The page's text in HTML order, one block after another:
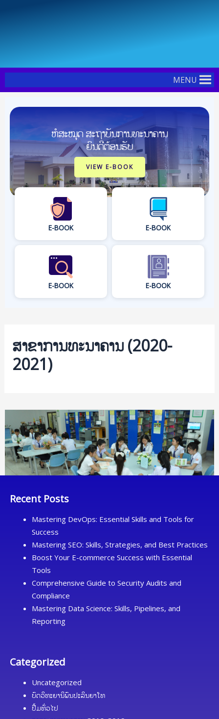
MENU
ຫໍສະໝຸດ ສະຖາບັນການທະນາຄານ
ຍິນດີຕ້ອນຮັບ
VIEW E-BOOK
E-BOOK E-BOOK
E-BOOK E-BOOK
ສາຂາການທະນາຄານ (2020-
2021)
Recent Posts
Mastering DevOps: Essential Skills and Tools for
Success
Mastering SEO: Skills, Strategies, and Best Practices
Boost Your E-commerce Success with Essential
Tools
Comprehensive Guide to Security Audits and
Compliance
Mastering Data Science: Skills, Pipelines, and
Reporting
Categorized
Uncategorized
ບົດວິທະຍານິພົນປະລິນຍາໂທ
ປື້ມທົ່ວໄປ